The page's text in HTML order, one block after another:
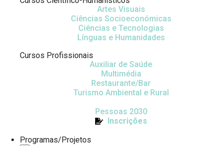
Artes Visuais
Ciências Socioeconómicas
Ciências e Tecnologias
Línguas e Humanidades
Cursos Profissionais
Auxiliar de Saúde
Multimédia
Restaurante/Bar
Turismo Ambiental e Rural
Pessoas 2030
Inscrições
Programas/Projetos